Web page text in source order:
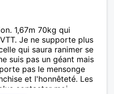
1,67m 70kg qui
Je ne supporte plus
qui saura ranimer se
suis pas un géant mais
pas le mensonge
et l'honnêteté. Les
contacter moi.